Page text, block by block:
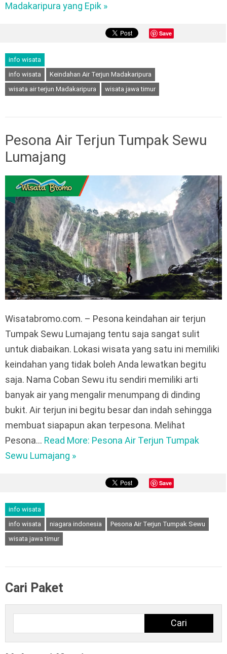
Madakaripura yang Epik »
Save
info wisata
info wisata
Keindahan Air Terjun Madakaripura
wisata air terjun Madakaripura
wisata jawa timur
Pesona Air Terjun Tumpak Sewu
Lumajang
Wisatabromo.com. – Pesona keindahan air terjun
Tumpak Sewu Lumajang tentu saja sangat sulit
untuk diabaikan. Lokasi wisata yang satu ini memiliki
keindahan yang tidak boleh Anda lewatkan begitu
saja. Nama Coban Sewu itu sendiri memiliki arti
banyak air yang mengalir menumpang di dinding
bukit. Air terjun ini begitu besar dan indah sehingga
membuat siapapun akan terpesona. Melihat
Pesona… Read More: Pesona Air Terjun Tumpak
Sewu Lumajang »
Save
info wisata
info wisata
niagara indonesia
Pesona Air Terjun Tumpak Sewu
wisata jawa timur
Cari Paket
Cari